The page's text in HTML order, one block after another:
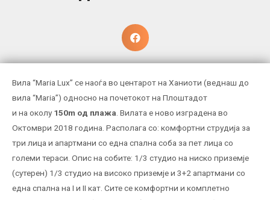
Вила “Maria Lux” се наоѓа во центарот на Ханиоти (веднаш до
вила “Maria”) односно на почетокот на Плоштадот
и нa oколу 150m oд плажа . Вилата е ново изградена во
Октомври 2018 година. Располага со: комфортни струдија за
три лица и апартмани со една спална соба за пет лица со
големи тераси. Опис на собите: 1/3 студио на ниско приземје
(сутерен) 1/3 студио на високо приземје и 3+2 апартмани со
една спална на I и II кат. Сите се комфортни и комплетно